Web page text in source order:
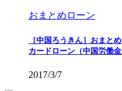
おまとめローン
［中国ろうきん］おまと
カードローン（中国労働
2017/3/7